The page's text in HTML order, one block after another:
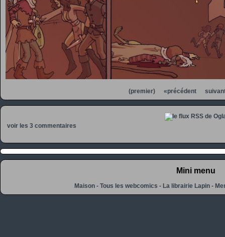
(premier) «précédent
voir les 3 commentaires
Mini menu
Maison -Tous les webcomics -La librairie Lapin -